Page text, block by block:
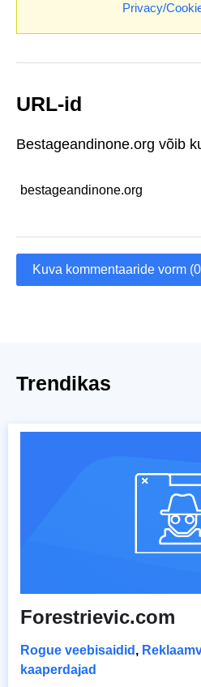
Privacy/
URL-id
Bestageandinone.org võib
bestageandinone.org
Kuva kommentaaride vorm
Trendikas
Forestrievic.com
Rogue veebisaidid ,
kaaperdajad